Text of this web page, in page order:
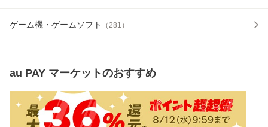
ゲーム機・ゲームソフト （281 ）
au PAY マーケットのおすすめ